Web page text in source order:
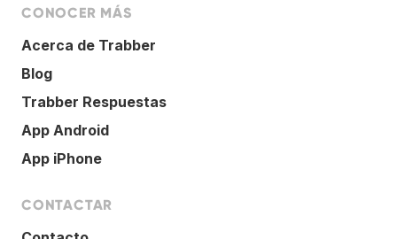
CONOCER MÁS
Acerca de Trabber
Blog
Trabber Respuestas
App Android
App iPhone
CONTACTAR